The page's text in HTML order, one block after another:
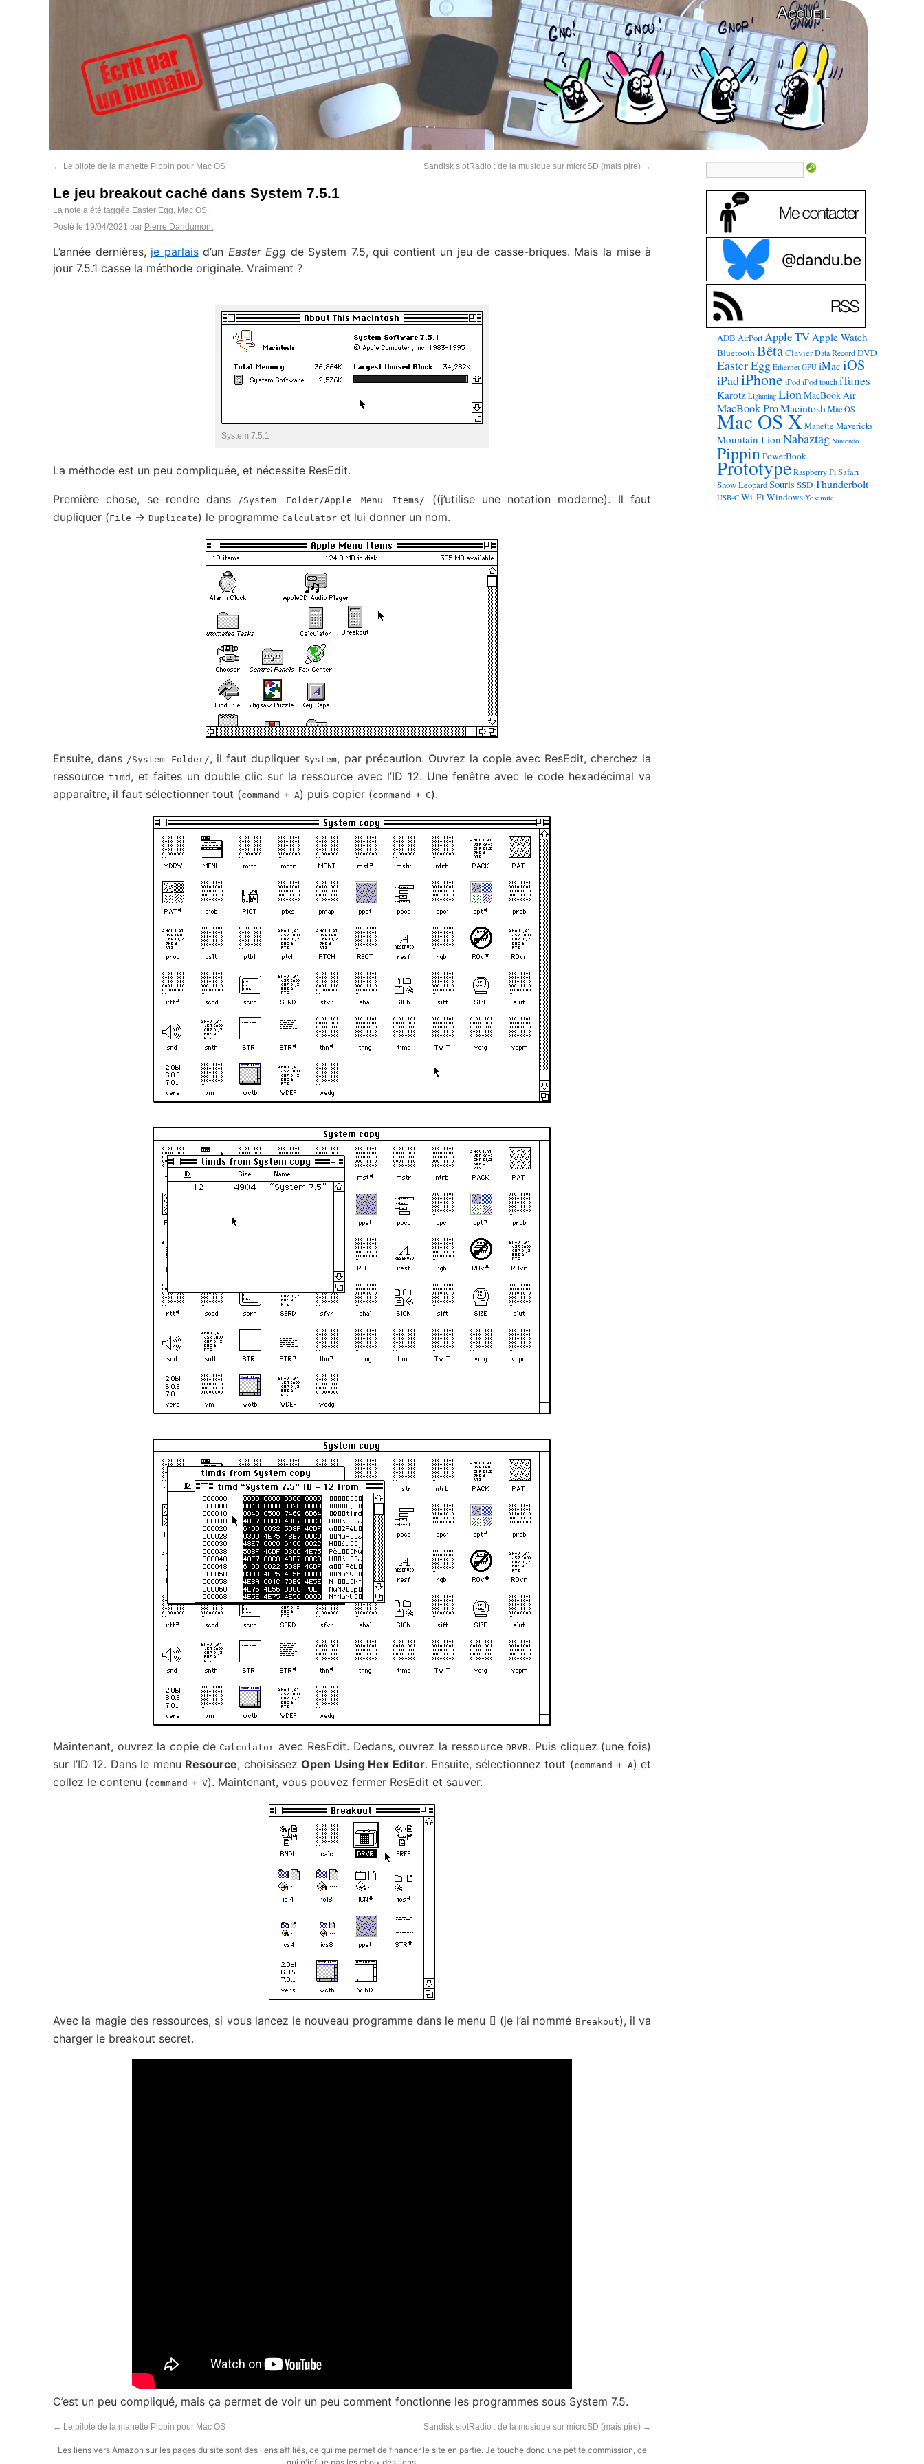
Accueil
← Le pilote de la manette Pippin pour Mac OS Sandisk slotRadio : de la musique sur microSD (mais pire) →
Le jeu breakout caché dans System 7.5.1
La note a été taggée Easter Egg, Mac OS.
Posté le 19/04/2021 par Pierre Dandumont
L’année dernières, je parlaisd’un Easter Egg de System 7.5, qui contient un jeu de casse-briques. Mais la mise à
jour 7.5.1 casse la méthode originale. Vraiment ?
System 7.5.1
La méthode est un peu compliquée, et nécessite ResEdit.
Première chose, se rendre dans /System Folder/Apple Menu Items/
((j’utilise une notation moderne). Il faut
dupliquer (File -> Duplicate) le programme Calculator et lui donner un nom.
Ensuite, dans /System Folder/, il faut dupliquer System, par précaution. Ouvrez la copie avec ResEdit, cherchez la
ressource timd , et faites un double clic sur la ressource avec l’ID 12. Une fenêtre avec le code hexadécimal va
apparaître, il faut sélectionner tout (command + A) puis copier (command + C).
Maintenant, ouvrez la copie de Calculator avec ResEdit. Dedans, ouvrez la ressourceDRVR. Puis cliquez (une fois)
sur l’ID 12. Dans le menu Resource, choisissez Open Using Hex Editor. Ensuite, sélectionnez tout (command + A) et
collez le contenu (command + V). Maintenant, vous pouvez fermer ResEdit et sauver.
Avec la magie des ressources, si vous lancez le nouveau programme dans le menu  (je l’ai nommé Breakout), il va
charger le breakout secret.
C’est un peu compliqué, mais ça permet de voir un peu comment fonctionne les programmes sous System 7.5.
← Le pilote de la manette Pippin pour Mac OS Sandisk slotRadio : de la musique sur microSD (mais pire) →
Les liens vers Amazon sur les pages du site sont des liens affiliés, ce qui me permet de financer le site en partie. Je touche donc une petite commission, ce
ADB AirPort Apple TVApple Watch
BluetoothBêtaClavier Data Record DVD
Easter Egg Ethernet GPU iMaciOS
iPadiPhone iPod iPod touch iTunes
Karotz Lightning LionMacBook Air
MacBook ProMacintosh Mac OS
Mac OS X Manette Mavericks
Mountain Lion Nabaztag Nintendo
PippinPowerBook
Prototype Raspberry Pi Safari
Snow LeopardSouris SSDThunderbolt
USB-C Wi-FiWindows Yosemite